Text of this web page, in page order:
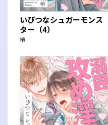
いびつなシュガーモンス
ター（4）
椿